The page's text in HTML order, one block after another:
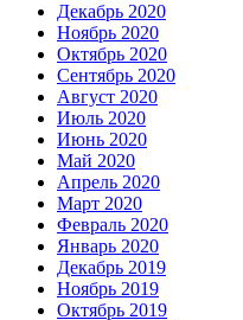
Декабрь 2020
Ноябрь 2020
Октябрь 2020
Сентябрь 2020
Август 2020
Июль 2020
Июнь 2020
Май 2020
Апрель 2020
Март 2020
Февраль 2020
Январь 2020
Декабрь 2019
Ноябрь 2019
Октябрь 2019